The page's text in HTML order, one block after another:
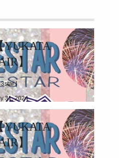
YUKATA
】
|
31, 2024
YUKATA
】